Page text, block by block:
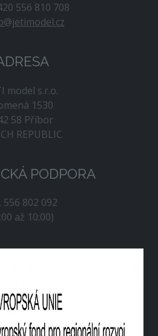
556 810 708
model s.r.o.
1530
58 Příbor
REPUBLIC
PODPORA
556 802 092
až 10:00)